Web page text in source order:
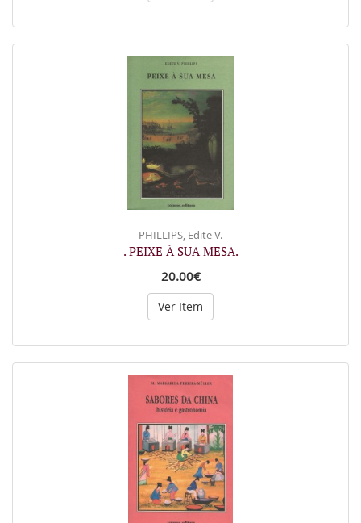
PHILLIPS, Edite V.
. PEIXE À SUA MESA.
20.00€
Ver Item